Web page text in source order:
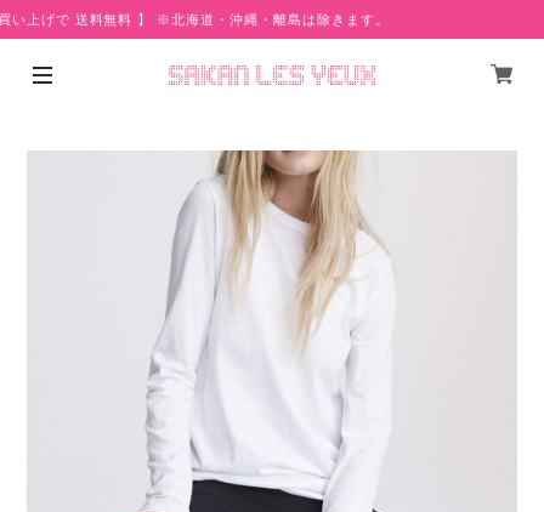
げで 送料無料 】 ※北海道・沖縄・離島は除きます。